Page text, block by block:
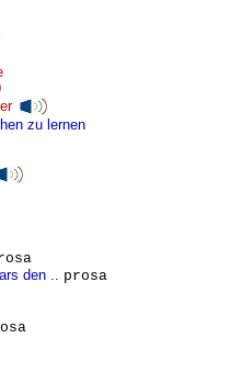
zu lernen
den ..
prosa